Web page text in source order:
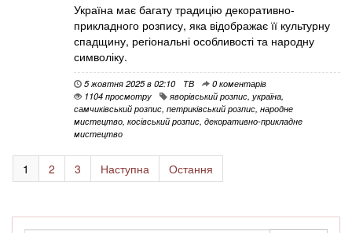
Україна має багату традицію декоративно-
прикладного розпису, яка відображає її культурну
спадщину, регіональні особливості та народну
символіку.
5 жовтня 2025 в 02:10 ТВ
0 коментарів
1104 просмотру
яворівський розпис, україна,
самчиківський розпис, петриківський розпис, народне
мистецтво, косівський розпис, декоративно-прикладне
мистецтво
1 2 3 Наступна Остання